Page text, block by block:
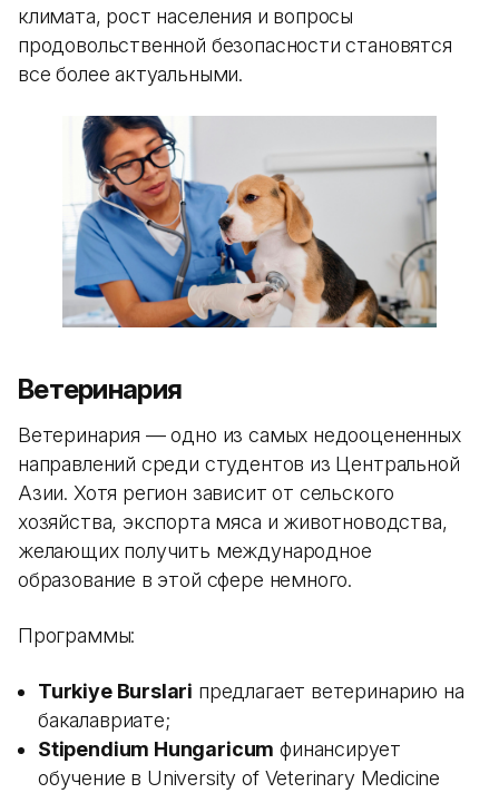
климата, рост населения и вопросы
продовольственной безопасности становятся
все более актуальными.
Ветеринария
Ветеринария — одно из самых недооцененных
направлений среди студентов из Центральной
Азии. Хотя регион зависит от сельского
хозяйства, экспорта мяса и животноводства,
желающих получить международное
образование в этой сфере немного.
Программы:
Turkiye Burslari предлагает ветеринарию на
бакалавриате;
Stipendium Hungaricum финансирует
обучение в University of Veterinary Medicine